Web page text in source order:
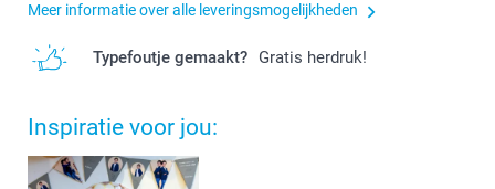
Meer informatie over alle leveringsmogelijkheden
Typefoutje gemaakt? Gratis herdruk!
Inspiratie voor jou: